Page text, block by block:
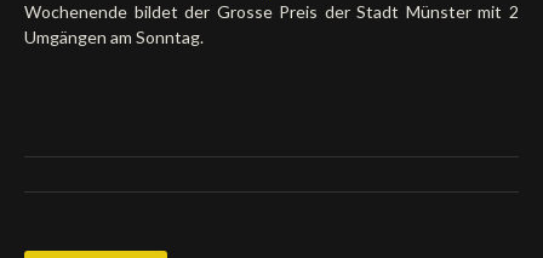
Wochenende bildet der Grosse Preis der Stadt Münster mit 2
Umgängen am Sonntag.